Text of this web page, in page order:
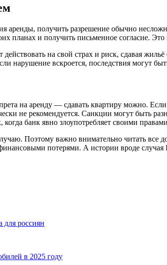
аренды, получить разрешение обычно
планах и получить письменное согласие.
на свой страх и риск, сдавая
нарушение вскроется, последствия могут
на аренду — сдавать квартиру можно.
не рекомендуется. Санкции могут быть
банк явно злоупотребляет своими
Поэтому важно внимательно читать все
потерями. А истории вроде
россиян
в 2025 году